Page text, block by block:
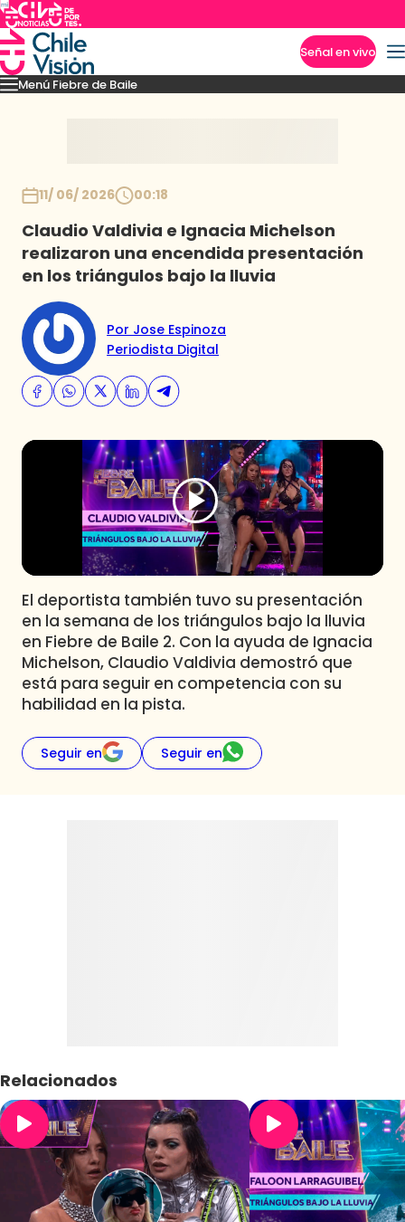
Señal en vivo
Menú Fiebre de Baile
Mejores MomentosPresentacionesEl VAR-After del baile
11/ 06/ 2026 00:18
Claudio Valdivia e Ignacia Michelson
realizaron una encendida presentación
en los triángulos bajo la lluvia
Por Jose Espinoza
Periodista Digital
El deportista también tuvo su presentación
en la semana de los triángulos bajo la lluvia
en Fiebre de Baile 2. Con la ayuda de Ignacia
Michelson, Claudio Valdivia demostró que
está para seguir en competencia con su
habilidad en la pista.
Seguir en Seguir en
Relacionados
Imperdibles
Club De La Comedia
Contigo en Directo
Plan Perfecto
El Tiempo
Sabingo
Todos Los Programas